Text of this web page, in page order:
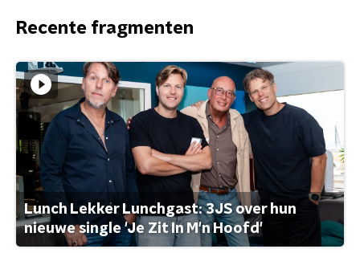
Recente fragmenten
Lunch Lekker Lunchgast: 3JS over hun
nieuwe single 'Je Zit In M'n Hoofd'